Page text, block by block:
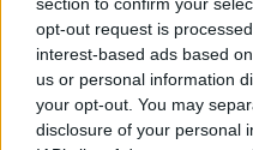
opt-out request is
interest-based ads based
us or personal information
your opt-out. You may
disclosure of your personal
návštevy vnúčat
V dome v lese
majitelia v ňom majú
spoločný čas